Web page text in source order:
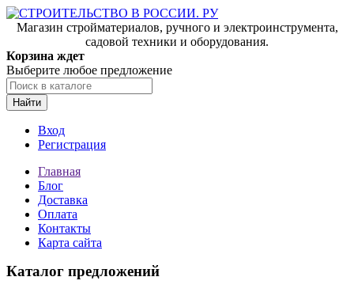
Магазин стройматериалов, ручного и электроинструмента,
садовой техники и оборудования.
Корзина ждет
Выберите любое предложение
Найти
Вход
Регистрация
Главная
Блог
Доставка
Оплата
Контакты
Карта сайта
Каталог предложений